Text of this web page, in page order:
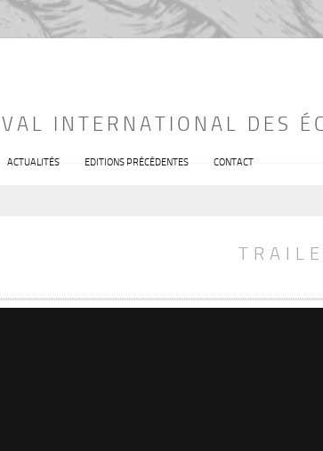
INTERNATIONAL DES
ACTUALITÉS EDITIONS PRÉCÉDENTES CONTACT